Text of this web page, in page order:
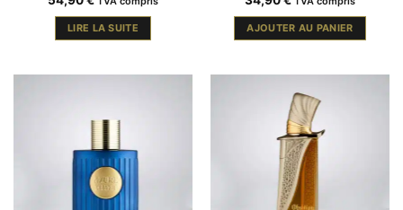
LIRE LA SUITE AJOUTER AU PANIER